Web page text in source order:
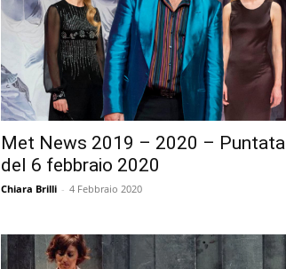
Met News 2019 – 2020 – Puntata
del 6 febbraio 2020
Chiara Brilli - 4 Febbraio 2020